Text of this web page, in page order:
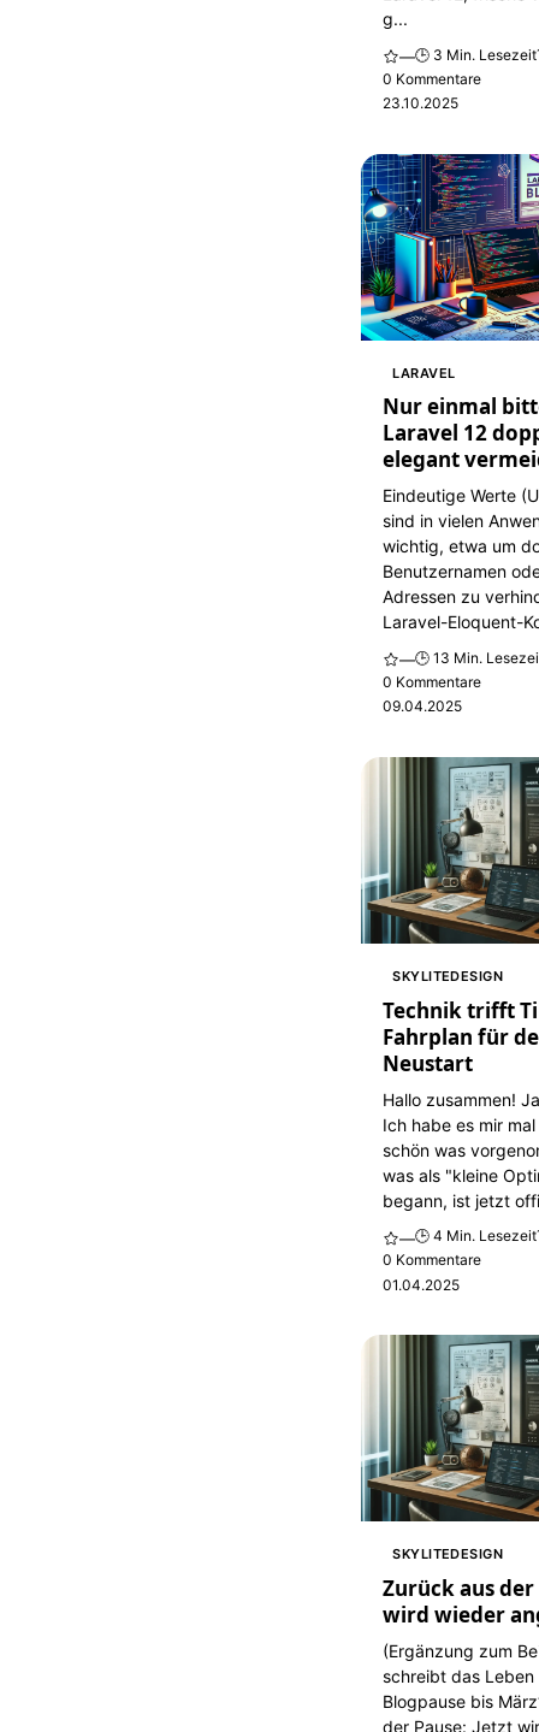
g...
—🕒 3 Min. Lesezeit
0 Kommentare
23.10.2025
LARAVEL
Nur einmal
Laravel 12
elegant
Eindeutige Werte
sind in vielen
wichtig, etwa um
Benutzernamen
Adressen zu
Laravel-Eloquent-
—🕒 13 Min.
0 Kommentare
09.04.2025
SKYLITEDESIGN
Technik trifft
Fahrplan für
Neustart
Hallo zusammen!
Ich habe es mir
schön was
was als "kleine
begann, ist jetzt
—🕒 4 Min. Lesezeit
0 Kommentare
01.04.2025
SKYLITEDESIGN
Zurück aus der
wird wieder
(Ergänzung zum
schreibt das Leben
Blogpause bis
der Pause: Jetzt